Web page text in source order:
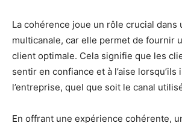
La cohérence joue un rôle crucial dans
multicanale, car elle permet de fournir
client optimale. Cela signifie que les
sentir en confiance et à l’aise
l’entreprise, quel que soit le canal
En offrant une expérience cohérente,